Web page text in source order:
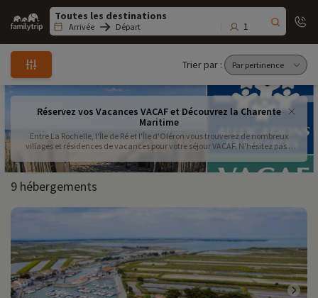
Family
trip
Arrivée Départ 1
Trier par :
Réservez vos Vacances VACAF et Découvrez la Charente
Maritime
Entre La Rochelle, l'Île de Ré et l'Île d'Oléron vous trouverez de nombreux
villages et résidences de vacances pour votre séjour VACAF. N'hésitez pas à
9 hébergements